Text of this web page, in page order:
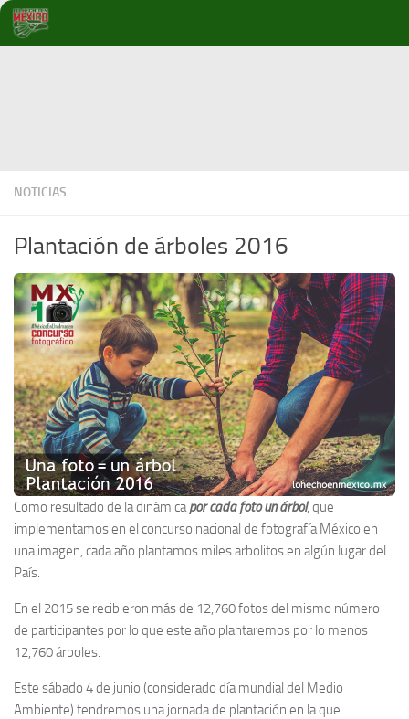
Debajo del contenido
NOTICIAS
Plantación de árboles 2016
Como resultado de la dinámicapor cada foto un árbol, que
implementamos en el concurso nacional de fotografía México en
una imagen, cada año plantamos miles arbolitos en algún lugar del
País.
En el 2015 se recibieron más de 12,760 fotos del mismo número
de participantes por lo que este año plantaremos por lo menos
12,760 árboles.
Este sábado 4 de junio (considerado día mundial del Medio
Ambiente) tendremos una jornada de plantación en la que